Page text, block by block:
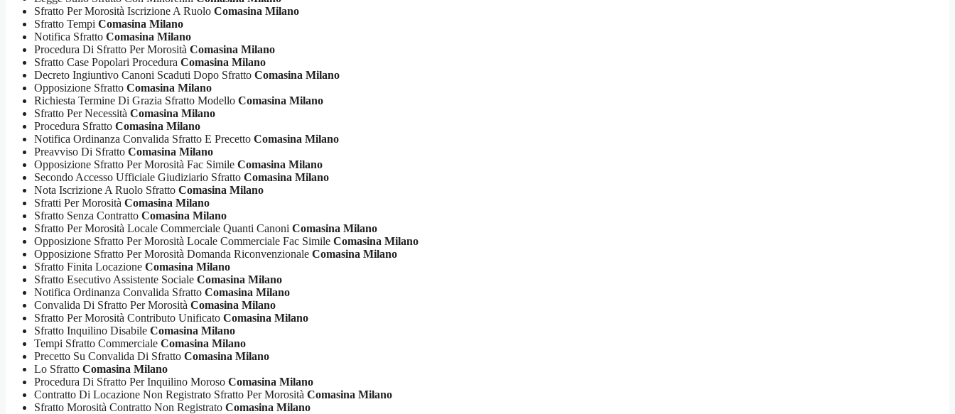
Sfratto Per Morosità Iscrizione A Ruolo Comasina Milano
Sfratto Tempi Comasina Milano
Notifica Sfratto Comasina Milano
Procedura Di Sfratto Per Morosità Comasina Milano
Sfratto Case Popolari Procedura Comasina Milano
Decreto Ingiuntivo Canoni Scaduti Dopo Sfratto Comasina Milano
Opposizione Sfratto Comasina Milano
Richiesta Termine Di Grazia Sfratto Modello Comasina Milano
Sfratto Per Necessità Comasina Milano
Procedura Sfratto Comasina Milano
Notifica Ordinanza Convalida Sfratto E Precetto Comasina Milano
Preavviso Di Sfratto Comasina Milano
Opposizione Sfratto Per Morosità Fac Simile Comasina Milano
Secondo Accesso Ufficiale Giudiziario Sfratto Comasina Milano
Nota Iscrizione A Ruolo Sfratto Comasina Milano
Sfratti Per Morosità Comasina Milano
Sfratto Senza Contratto Comasina Milano
Sfratto Per Morosità Locale Commerciale Quanti Canoni Comasina Milano
Opposizione Sfratto Per Morosità Locale Commerciale Fac Simile Comasina Milano
Opposizione Sfratto Per Morosità Domanda Riconvenzionale Comasina Milano
Sfratto Finita Locazione Comasina Milano
Sfratto Esecutivo Assistente Sociale Comasina Milano
Notifica Ordinanza Convalida Sfratto Comasina Milano
Convalida Di Sfratto Per Morosità Comasina Milano
Sfratto Per Morosità Contributo Unificato Comasina Milano
Sfratto Inquilino Disabile Comasina Milano
Tempi Sfratto Commerciale Comasina Milano
Precetto Su Convalida Di Sfratto Comasina Milano
Lo Sfratto Comasina Milano
Procedura Di Sfratto Per Inquilino Moroso Comasina Milano
Contratto Di Locazione Non Registrato Sfratto Per Morosità Comasina Milano
Sfratto Morosità Contratto Non Registrato Comasina Milano